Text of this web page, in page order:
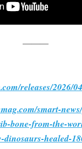
———
releases/2026/
smart-
bone-from-the-
healed-